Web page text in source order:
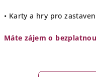
• Karty a hry pro
Máte zájem o